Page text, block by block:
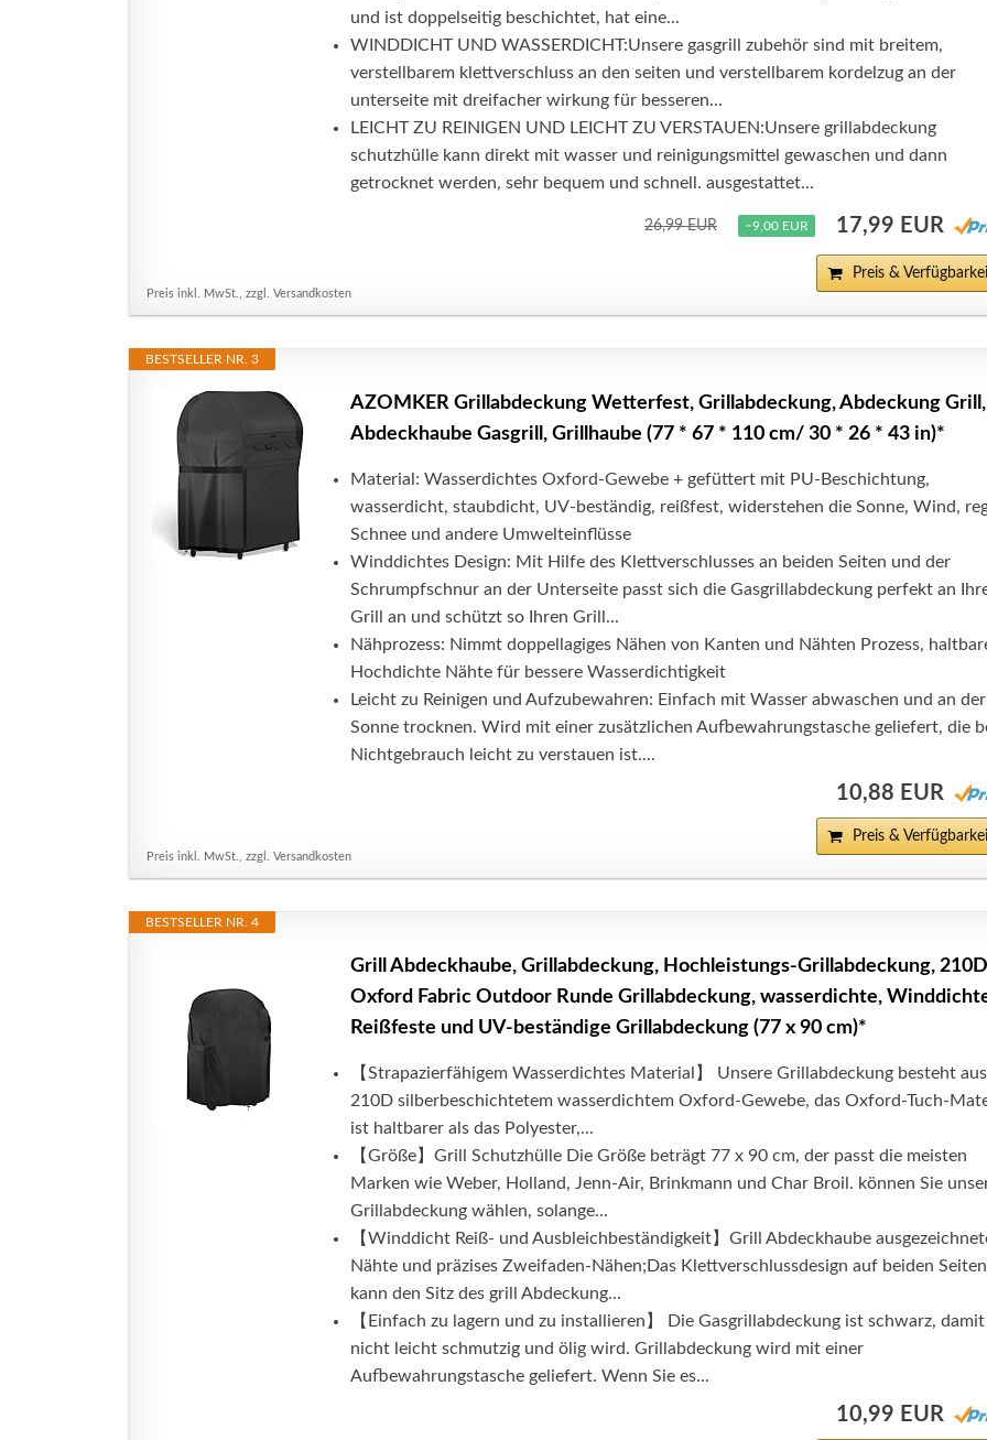
und ist doppelseitig beschichtet, hat eine...
WINDDICHT UND WASSERDICHT:Unsere gasgrill zubehör sind mit breitem,
verstellbarem klettverschluss an den seiten und verstellbarem kordelzug an der
unterseite mit dreifacher wirkung für besseren...
LEICHT ZU REINIGEN UND LEICHT ZU VERSTAUEN:Unsere grillabdeckung
schutzhülle kann direkt mit wasser und reinigungsmittel gewaschen und dann
getrocknet werden, sehr bequem und schnell. ausgestattet...
26,99 EUR −9,00 EUR 17,99 EUR
Preis &
Preis inkl. MwSt., zzgl. Versandkosten
BESTSELLER NR. 3
AZOMKER Grillabdeckung Wetterfest, Grillabdeckung, Abdeckung Grill,
Abdeckhaube Gasgrill, Grillhaube (77 * 67 * 110 cm/ 30 * 26 * 43 in)*
Material: Wasserdichtes Oxford-Gewebe + gefüttert mit PU-Beschichtung,
wasserdicht, staubdicht, UV-beständig, reißfest, widerstehen die Sonne, Wind,
Schnee und andere Umwelteinflüsse
Winddichtes Design: Mit Hilfe des Klettverschlusses an beiden Seiten und der
Schrumpfschnur an der Unterseite passt sich die Gasgrillabdeckung perfekt an
Grill an und schützt so Ihren Grill...
Nähprozess: Nimmt doppellagiges Nähen von Kanten und Nähten Prozess,
Hochdichte Nähte für bessere Wasserdichtigkeit
Leicht zu Reinigen und Aufzubewahren: Einfach mit Wasser abwaschen und an der
Sonne trocknen. Wird mit einer zusätzlichen Aufbewahrungstasche geliefert, die
Nichtgebrauch leicht zu verstauen ist....
10,88 EUR
Preis &
Preis inkl. MwSt., zzgl. Versandkosten
BESTSELLER NR. 4
Grill Abdeckhaube, Grillabdeckung, Hochleistungs-Grillabdeckung, 210D
Oxford Fabric Outdoor Runde Grillabdeckung, wasserdichte,
Reißfeste und UV-beständige Grillabdeckung (77 x 90 cm)*
【Strapazierfähigem Wasserdichtes Material】 Unsere Grillabdeckung besteht aus
210D silberbeschichtetem wasserdichtem Oxford-Gewebe, das Oxford-Tuch-
ist haltbarer als das Polyester,...
【Größe】Grill Schutzhülle Die Größe beträgt 77 x 90 cm, der passt die meisten
Marken wie Weber, Holland, Jenn-Air, Brinkmann und Char Broil. können Sie
Grillabdeckung wählen, solange...
【Winddicht Reiß- und Ausbleichbeständigkeit】Grill Abdeckhaube
Nähte und präzises Zweifaden-Nähen;Das Klettverschlussdesign auf beiden Seiten
kann den Sitz des grill Abdeckung...
【Einfach zu lagern und zu installieren】 Die Gasgrillabdeckung ist schwarz, damit
nicht leicht schmutzig und ölig wird. Grillabdeckung wird mit einer
Aufbewahrungstasche geliefert. Wenn Sie es...
10,99 EUR